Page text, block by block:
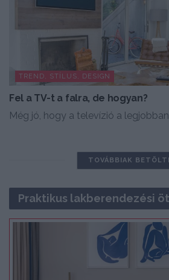
TREND, STÍLUS, DESIGN
Fel a TV-t a falra, de hogyan?
Még jó, hogy a televízió a
TOVÁBBIAK
Praktikus lakberendezési